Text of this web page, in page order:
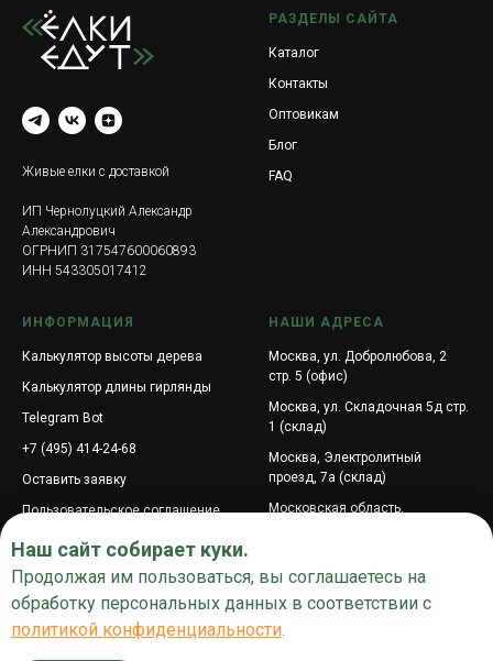
Живые елки с доставкой
ИП Чернолуцкий Александр
Александрович
ОГРНИП 317547600060893
ИНН 543305017412
РАЗДЕЛЫ САЙТА
Каталог
Контакты
Оптовикам
Блог
FAQ
ИНФОРМАЦИЯ
Калькулятор высоты дерева
Калькулятор длины гирлянды
Telegram Bot
+7 (495) 414-24-68
Оставить заявку
Пользовательское соглашение
Поиск по сайту
НАШИ АДРЕСА
Москва, ул. Добролюбова, 2
стр. 5 (офис)
Москва, ул. Складочная 5д стр.
1 (склад)
Москва, Электролитный
проезд, 7а (склад)
Московская область,
Промышленная, 6
деревня Покровское,
Наш сайт собирает куки.
Продолжая им пользоваться, вы соглашаетесь на
обработку персональных данных в соответствии с
политикой конфиденциальности.